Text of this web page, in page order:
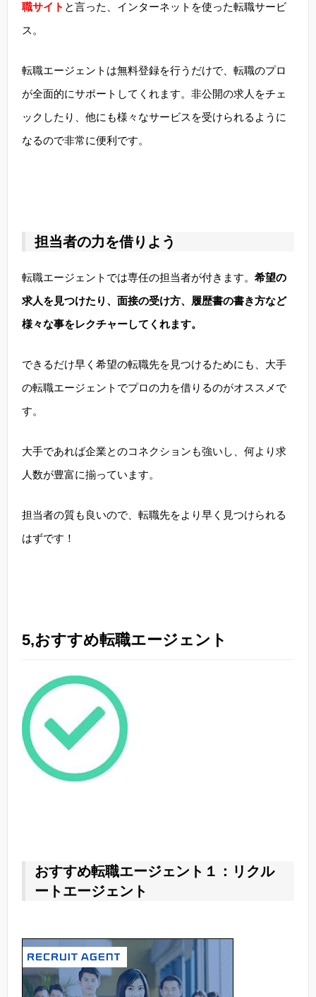
職サイト と言った、インターネットを使った転職サービ
ス。
転職エージェントは無料登録を行うだけで、転職のプロ
が全面的にサポートしてくれます。非公開の求人をチェ
ックしたり、他にも様々なサービスを受けられるように
なるので非常に便利です。
担当者の力を借りよう
転職エージェントでは専任の担当者が付きます。 希望の
求人を見つけたり、面接の受け方、履歴書の書き方など
様々な事をレクチャーしてくれます。
できるだけ早く希望の転職先を見つけるためにも、大手
の転職エージェントでプロの力を借りるのがオススメで
す。
大手であれば企業とのコネクションも強いし、何より求
人数が豊富に揃っています。
担当者の質も良いので、転職先をより早く見つけられる
はずです！
5,おすすめ転職エージェント
おすすめ転職エージェント１：リクル
ートエージェント